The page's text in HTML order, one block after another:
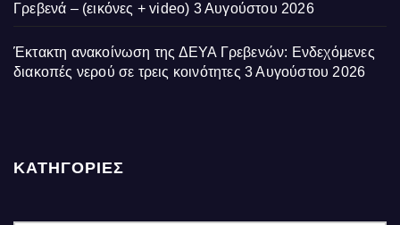
Γρεβενά – (εικόνες + video) 3 Αυγούστου 2026
Έκτακτη ανακοίνωση της ΔΕΥΑ Γρεβενών: Ενδεχόμενες
διακοπές νερού σε τρεις κοινότητες 3 Αυγούστου 2026
ΚΑΤΗΓΟΡΙΕΣ